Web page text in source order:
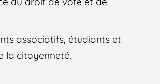
associatifs, étudiants et
la citoyenneté.